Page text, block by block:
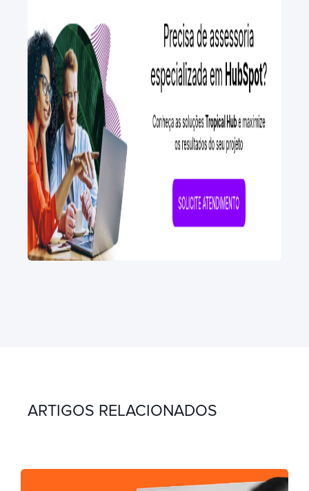
ARTIGOS RELACIONADOS